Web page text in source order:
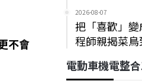
不會
2026-08-07
把「喜歡」
程師親揭菜
電動車機電整